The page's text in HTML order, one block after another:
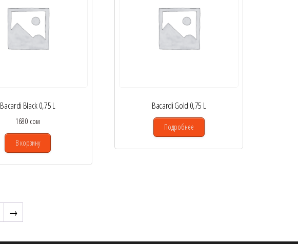
Bacardi Black 0,75 L
1680 сом
В корзину
Bacardi Gold 0,75 L
Подробнее
→